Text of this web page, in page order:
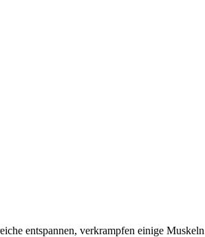
entspannen, verkrampfen einige